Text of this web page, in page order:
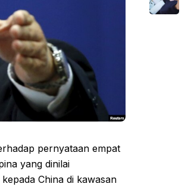
pernyataan empat
yang dinilai
China di kawasan